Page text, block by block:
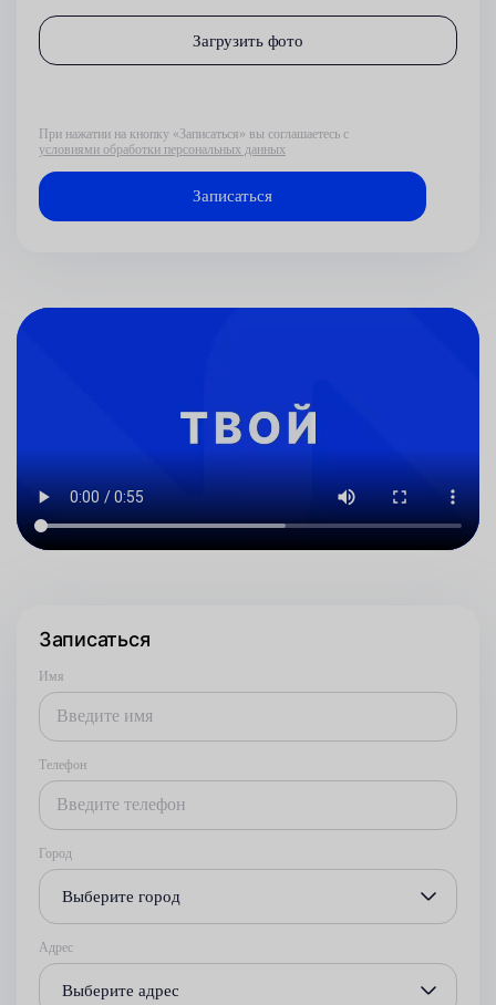
Загрузить фото
При нажатии на кнопку «Записаться» вы соглашаетесь с
условиями обработки персональных данных
Записаться
Имя
Телефон
Город
Выберите город
Адрес
Выберите адрес